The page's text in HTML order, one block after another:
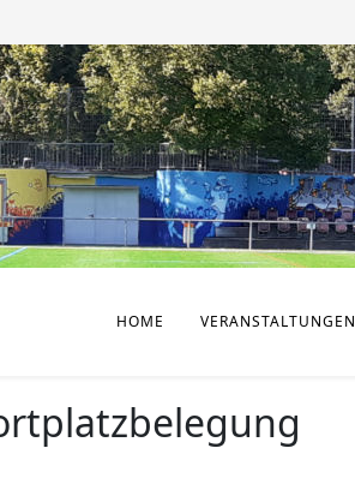
HOME VERANSTALTUNGEN